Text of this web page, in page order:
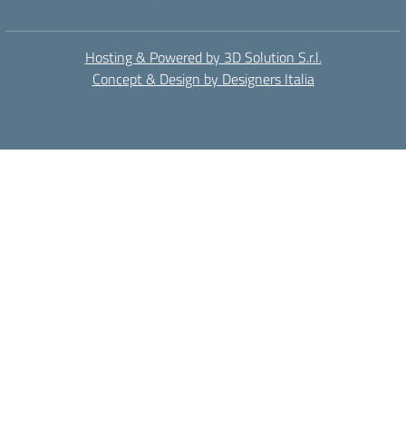
Hosting & Powered by 3D Solution S.r.l.
Concept & Design by Designers Italia